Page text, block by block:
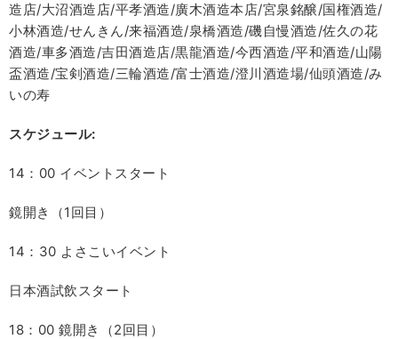
造店/大沼酒造店/平孝酒造/廣木酒造本店/宮泉銘醸/国権酒造/
小林酒造/せんきん/来福酒造/泉橋酒造/磯自慢酒造/佐久の花
酒造/車多酒造/吉田酒造店/黒龍酒造/今西酒造/平和酒造/山陽
盃酒造/宝剣酒造/三輪酒造/富士酒造/澄川酒造場/仙頭酒造/み
いの寿
スケジュール:
14：00 イベントスタート
鏡開き（1回目）
14：30 よさこいイベント
日本酒試飲スタート
18：00 鏡開き（2回目）